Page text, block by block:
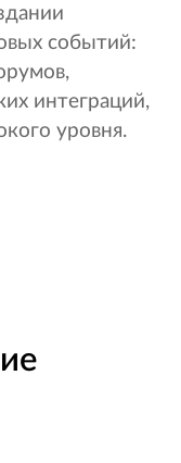
событий:
интеграций,
уровня.
задачи
500 гостей,
а также
для таких
ТС